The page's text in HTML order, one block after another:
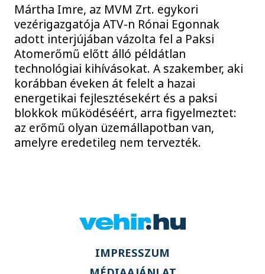
Mártha Imre, az MVM Zrt. egykori
vezérigazgatója ATV-n Rónai Egonnak
adott interjújában vázolta fel a Paksi
Atomerőmű előtt álló példátlan
technológiai kihívásokat. A szakember, aki
korábban éveken át felelt a hazai
energetikai fejlesztésekért és a paksi
blokkok működéséért, arra figyelmeztet:
az erőmű olyan üzemállapotban van,
amelyre eredetileg nem tervezték.
IMPRESSZUM